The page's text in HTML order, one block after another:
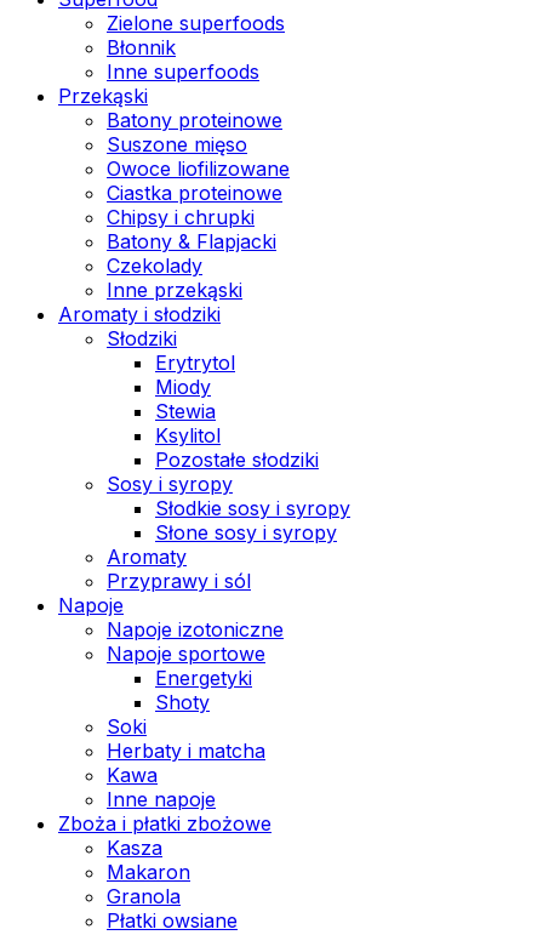
Zielone superfoods
Błonnik
Inne superfoods
Przekąski
Batony proteinowe
Suszone mięso
Owoce liofilizowane
Ciastka proteinowe
Chipsy i chrupki
Batony & Flapjacki
Czekolady
Inne przekąski
Aromaty i słodziki
Słodziki
Erytrytol
Miody
Stewia
Ksylitol
Pozostałe słodziki
Sosy i syropy
Słodkie sosy i syropy
Słone sosy i syropy
Aromaty
Przyprawy i sól
Napoje
Napoje izotoniczne
Napoje sportowe
Energetyki
Shoty
Soki
Herbaty i matcha
Kawa
Inne napoje
Zboża i płatki zbożowe
Kasza
Makaron
Granola
Płatki owsiane